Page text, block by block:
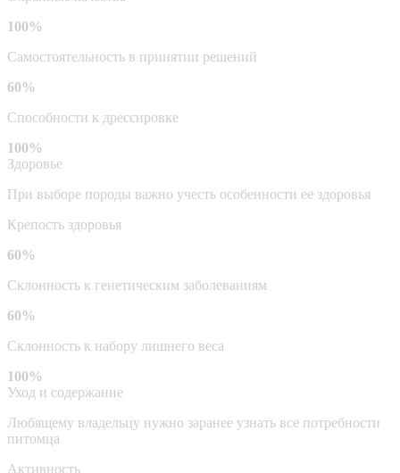
100%
Самостоятельность в принятии решений
60%
Способности к дрессировке
100%
Здоровье
При выборе породы важно учесть особенности ее здоровья
Крепость здоровья
60%
Склонность к генетическим заболеваниям
60%
Склонность к набору лишнего веса
100%
Уход и содержание
Любящему владельцу нужно заранее узнать все потребности
питомца
Активность